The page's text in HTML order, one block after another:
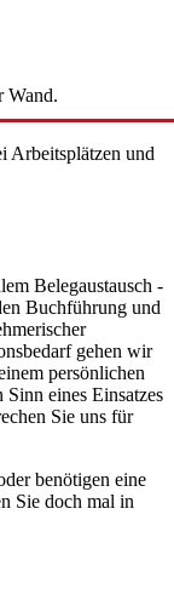
zu
Belegaustausch -
Buchführung und
gehen wir
persönlichen
eines Einsatzes
Sie uns für
benötigen eine
Sie doch mal in